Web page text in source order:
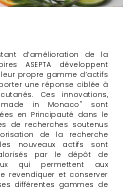
d’amélioration de la
ASEPTA développent
propre gamme d’actifs
une réponse ciblée à
Ces innovations,
in Monaco" sont
en Principauté dans le
de recherches soutenus
de la recherche
nouveaux actifs sont
par le dépôt de
qui permettent aux
revendiquer et conserver
différentes gammes de